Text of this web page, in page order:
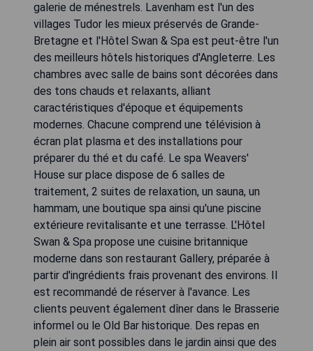
galerie de ménestrels. Lavenham est l'un des
villages Tudor les mieux préservés de Grande-
Bretagne et l'Hôtel Swan & Spa est peut-être l'un
des meilleurs hôtels historiques d'Angleterre. Les
chambres avec salle de bains sont décorées dans
des tons chauds et relaxants, alliant
caractéristiques d'époque et équipements
modernes. Chacune comprend une télévision à
écran plat plasma et des installations pour
préparer du thé et du café. Le spa Weavers'
House sur place dispose de 6 salles de
traitement, 2 suites de relaxation, un sauna, un
hammam, une boutique spa ainsi qu'une piscine
extérieure revitalisante et une terrasse. L'Hôtel
Swan & Spa propose une cuisine britannique
moderne dans son restaurant Gallery, préparée à
partir d'ingrédients frais provenant des environs. Il
est recommandé de réserver à l'avance. Les
clients peuvent également dîner dans le Brasserie
informel ou le Old Bar historique. Des repas en
plein air sont possibles dans le jardin ainsi que des